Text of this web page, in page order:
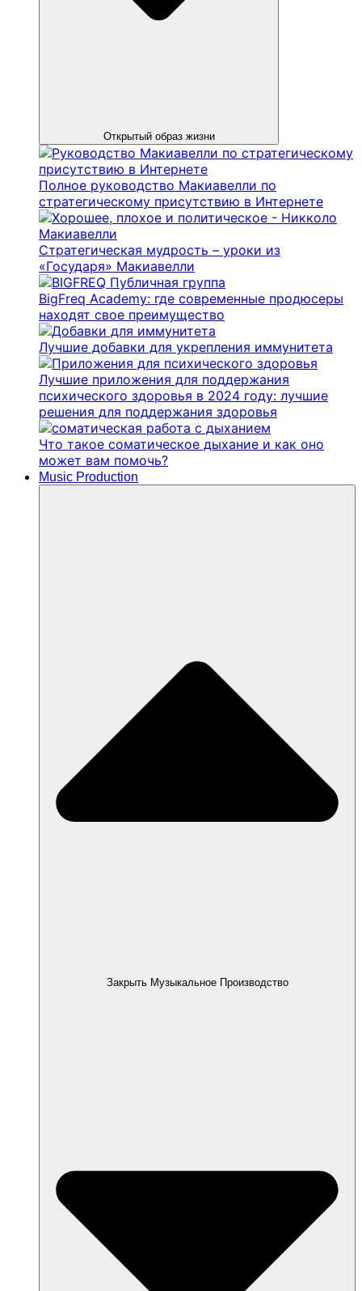
Открытый образ жизни
Полное руководство Макиавелли по
стратегическому присутствию в Интернете
Стратегическая мудрость – уроки из
«Государя» Макиавелли
BigFreq Academy: где современные продюсеры
находят свое преимущество
Лучшие добавки для укрепления иммунитета
Лучшие приложения для поддержания
психического здоровья в 2024 году: лучшие
решения для поддержания здоровья
Что такое соматическое дыхание и как оно
может вам помочь?
Music Production
Закрыть Музыкальное Производство